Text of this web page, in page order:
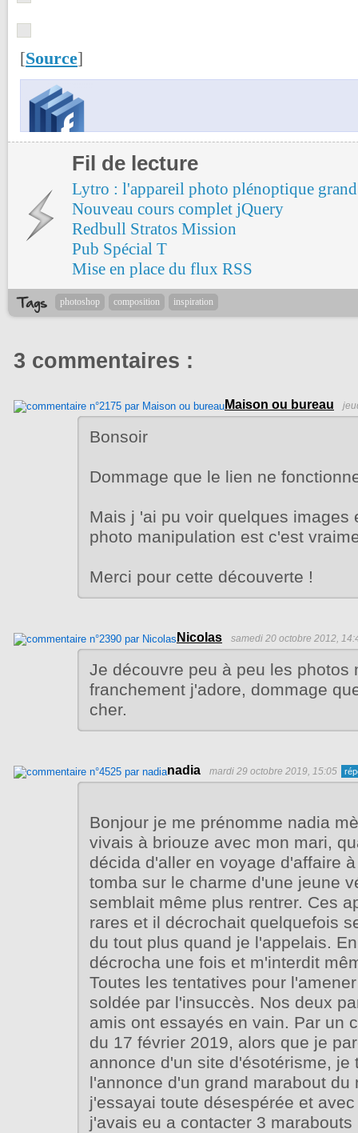
[Source]
Fil de lecture
Lytro : l'appareil photo plénoptique
Nouveau cours complet jQuery
Redbull Stratos Mission
Pub Spécial T
Mise en place du flux RSS
photoshop composition inspiration
3 commentaires :
Maison ou bureau
Bonsoir
Dommage que le lien ne
Mais j 'ai pu voir quelques images
photo manipulation est c'est
Merci pour cette découverte !
Nicolas samedi 20 octobre 2012,
Je découvre peu à peu les photos
franchement j'adore, dommage
cher.
nadia mardi 29 octobre 2019, 15:05
Bonjour je me prénomme nadia
vivais à briouze avec mon mari,
décida d'aller en voyage d'affaire
tomba sur le charme d'une jeune
semblait même plus rentrer. Ces
rares et il décrochait quelquefois
du tout plus quand je l'appelais.
décrocha une fois et m'interdit
Toutes les tentatives pour
soldée par l'insuccès. Nos deux
amis ont essayés en vain. Par un
du 17 février 2019, alors que je
annonce d'un site d'ésotérisme, je
l'annonce d'un grand marabout du
j'essayai toute désespérée et
j'avais eu a contacter 3